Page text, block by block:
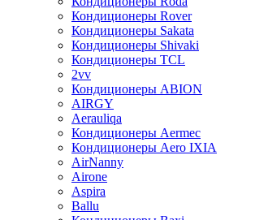
Кондиционеры Rover
Кондиционеры Sakata
Кондиционеры Shivaki
Кондиционеры TCL
2vv
Кондиционеры ABION
AIRGY
Aerauliqa
Кондиционеры Aermec
Кондиционеры Aero IXIA
AirNanny
Airone
Aspira
Ballu